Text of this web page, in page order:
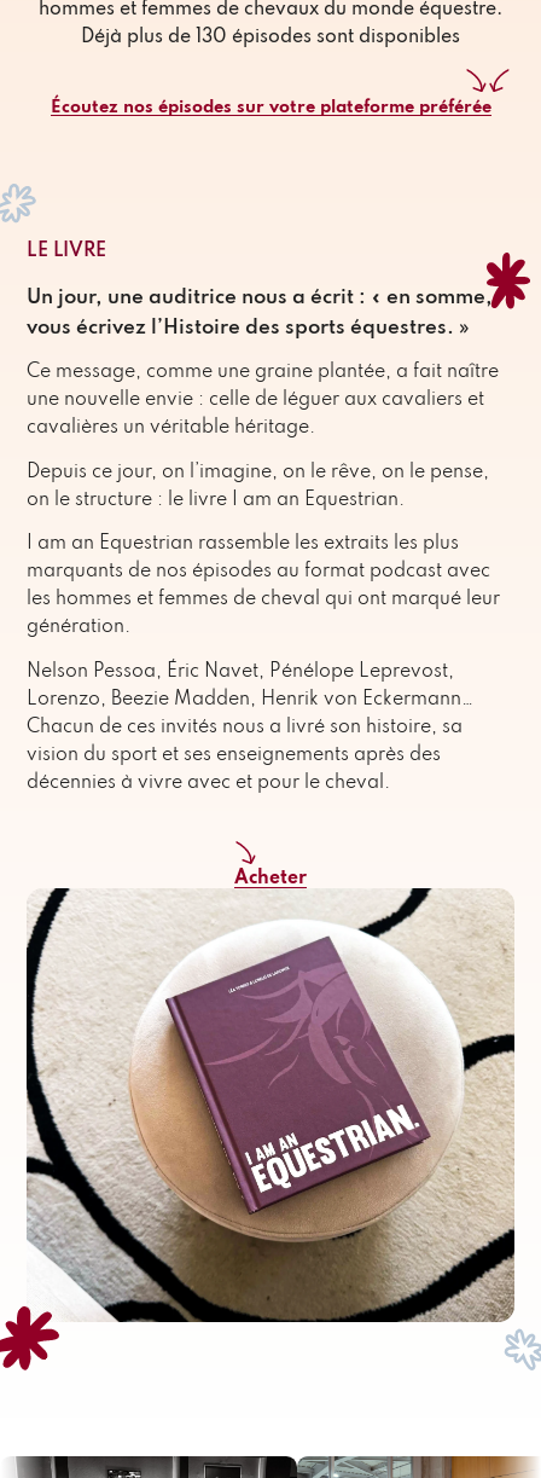
hommes et femmes de chevaux du monde équestre.
Déjà plus de 130 épisodes sont disponibles
Écoutez nos épisodes sur votre plateforme préférée
LE LIVRE
Un jour, une auditrice nous a écrit : « en somme,
vous écrivez l’Histoire des sports équestres. »
Ce message, comme une graine plantée, a fait naître
une nouvelle envie : celle de léguer aux cavaliers et
cavalières un véritable héritage.
Depuis ce jour, on l’imagine, on le rêve, on le pense,
on le structure : le livre I am an Equestrian.
I am an Equestrian rassemble les extraits les plus
marquants de nos épisodes au format podcast avec
les hommes et femmes de cheval qui ont marqué leur
génération.
Nelson Pessoa, Éric Navet, Pénélope Leprevost,
Lorenzo, Beezie Madden, Henrik von Eckermann…
Chacun de ces invités nous a livré son histoire, sa
vision du sport et ses enseignements après des
décennies à vivre avec et pour le cheval.
Acheter